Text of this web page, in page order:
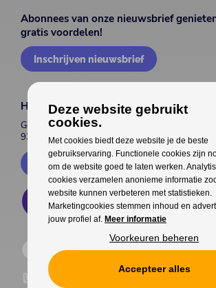
Abonnees van onze nieuwsbrief
gratis voordelen!
Inschrijven nieuwsbrief
House of Entertainment
Gentsesteenweg 514
9300 Aalst
Contacteer ons
Deze website gebruikt
cookies.
Met cookies biedt deze website je de beste
gebruikservaring. Functionele cookies zijn
om de website goed te laten werken.
cookies verzamelen anonieme informatie
website kunnen verbeteren met statistieken.
Marketingcookies stemmen inhoud en
jouw profiel af. Meer informatie
Voorkeuren beheren
Accepteer alles